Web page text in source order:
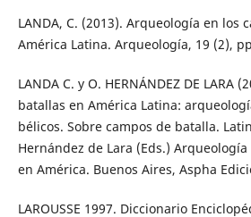
LANDA, C. (2013). Arqueología en los
América Latina. Arqueología, 19 (2),
LANDA C. y O. HERNÁNDEZ DE LARA
batallas en América Latina:
bélicos. Sobre campos de batalla.
Hernández de Lara (Eds.)
en América. Buenos Aires, Aspha
LAROUSSE 1997. Diccionario